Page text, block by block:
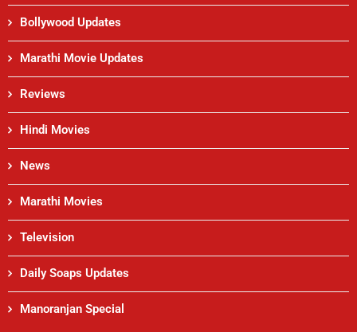
Bollywood Updates
Marathi Movie Updates
Reviews
Hindi Movies
News
Marathi Movies
Television
Daily Soaps Updates
Manoranjan Special